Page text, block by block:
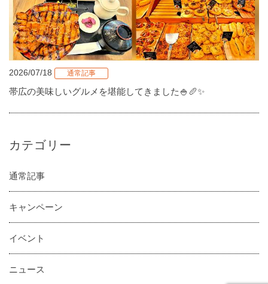
2026/07/18 通常記事
帯広の美味しいグルメを堪能してきました🍚🥖✨
カテゴリー
通常記事
キャンペーン
イベント
ニュース